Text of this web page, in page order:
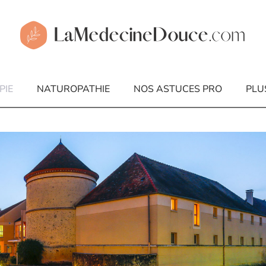
NATUROPATHIE NOS ASTUCES PRO